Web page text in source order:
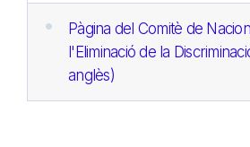
Pàgina del Comitè de
l'Eliminació de la
anglès)